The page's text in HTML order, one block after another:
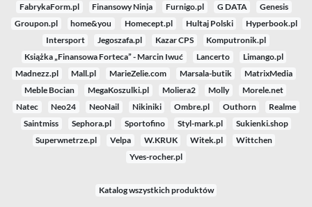
FabrykaForm.pl
Finansowy Ninja Furnigo.pl G DATA
Genesis
Groupon.pl
home&you Homecept.pl Hultaj Polski
Hyperbook.pl
Intersport
Jegoszafa.pl Kazar CPS
Komputronik.pl
Książka „Finansowa Forteca” - Marcin Iwuć
Lancerto
Limango.pl
Madnezz.pl
Mall.pl MarieZelie.com Marsala-butik
MatrixMedia
Meble Bocian
MegaKoszulki.pl Moliera2 Molly
Morele.net
Natec
Neo24 NeoNail Nikiniki Ombre.pl Outhorn
Realme
Saintmiss
Sephora.pl Sportofino Styl-mark.pl
Sukienki.shop
Superwnetrze.pl
Velpa W.KRUK Witek.pl
Wittchen
Yves-rocher.pl
Katalog wszystkich produktów